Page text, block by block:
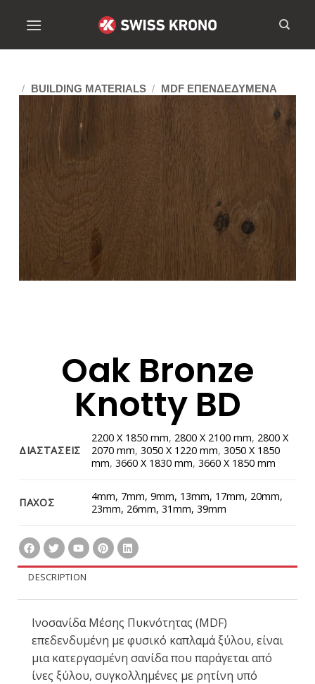
/ BUILDING MATERIALS / MDF ΕΠΕΝΔΕΔΥΜΕΝΑ
Oak Bronze
Knotty BD
ΔΙΑΣΤΑΣΕΙΣ
2200 X 1850 mm, 2800 X 2100 mm, 2800 Χ
2070 mm,3050 X 1220 mm,3050 X 1850
mm,3660 X 1830 mm,3660 X 1850 mm
ΠΑΧΟΣ
4mm, 7mm, 9mm, 13mm, 17mm, 20mm,
23mm, 26mm, 31mm, 39mm
DESCRIPTION
Ινοσανίδα Μέσης Πυκνότητας (MDF)
επεδενδυμένη με φυσικό καπλαμά ξύλου, είναι
μια κατεργασμένη σανίδα που παράγεται από
ίνες ξύλου, συγκολλημένες με ρητίνη υπό